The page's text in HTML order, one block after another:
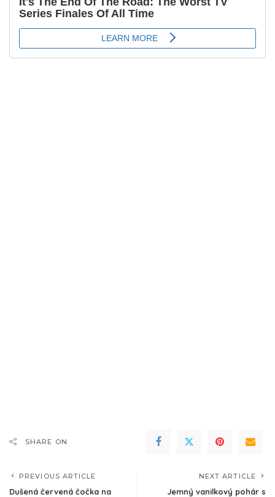
SHARE ON
PREVIOUS ARTICLE
Dušená červená čočka na
NEXT ARTICLE
Jemný vanilkový pohár s